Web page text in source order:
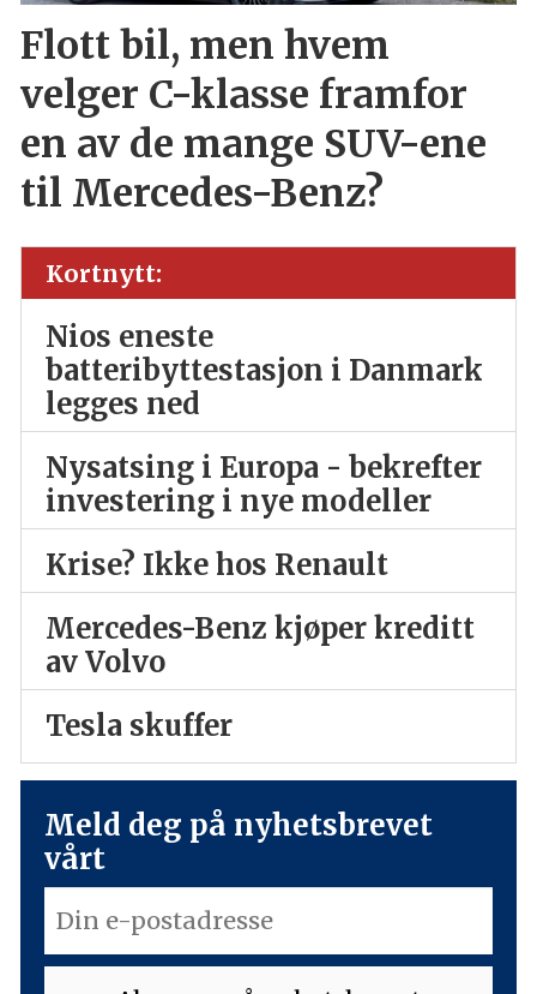
Flott bil, men hvem
velger C-klasse framfor
en av de mange SUV-ene
til Mercedes-Benz?
Kortnytt:
Nios eneste
batteribyttestasjon i Danmark
legges ned
Nysatsing i Europa - bekrefter
investering i nye modeller
Krise? Ikke hos Renault
Mercedes-Benz kjøper kreditt
av Volvo
Tesla skuffer
Meld deg på nyhetsbrevet
vårt